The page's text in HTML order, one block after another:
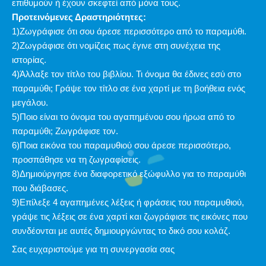
επιθυμούν ή έχουν σκεφτεί από μόνα τους.
Προτεινόμενες Δραστηριότητες:
1)Ζωγράφισε ότι σου άρεσε περισσότερο από το παραμύθι.
2)Ζωγράφισε ότι νομίζεις πως έγινε στη συνέχεια της
ιστορίας.
4)Άλλαξε τον τίτλο του βιβλίου. Τι όνομα θα έδινες εσύ στο
παραμύθι; Γράψε τον τίτλο σε ένα χαρτί με τη βοήθεια ενός
μεγάλου.
5)Ποιο είναι το όνομα του αγαπημένου σου ήρωα από το
παραμύθι; Ζωγράφισε τον.
6)Ποια εικόνα του παραμυθιού σου άρεσε περισσότερο,
προσπάθησε να τη ζωγραφίσεις.
8)Δημιούργησε ένα διαφορετικό εξώφυλλο για το παραμύθι
που διάβασες.
9)Επίλεξε 4 αγαπημένες λέξεις ή φράσεις του παραμυθιού,
γράψε τις λέξεις σε ένα χαρτί και ζωγράφισε τις εικόνες που
συνδέονται με αυτές δημιουργώντας το δικό σου κολάζ.
Σας ευχαριστούμε για τη συνεργασία σας